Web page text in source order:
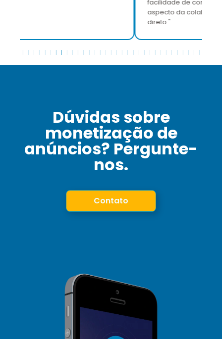
facilidade de comunicação que tornou cada
aspecto da colaboração mais simples e
Dúvidas sobre
monetização de
anúncios? Pergunte-
nos.
Contato